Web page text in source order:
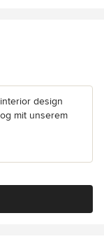
design
mit unserem